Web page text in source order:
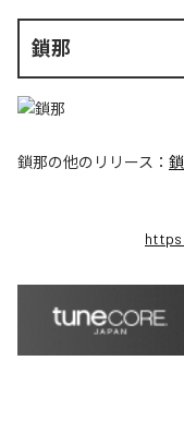
鎖那
鎖那の他のリリース：